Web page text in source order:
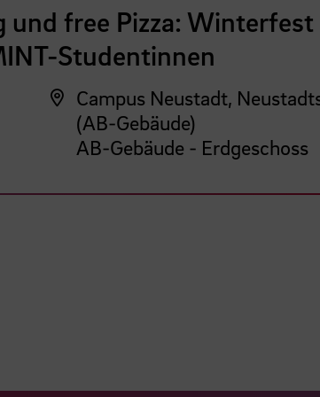
und free Pizza: Winterfest
Studentinnen
Campus Neustadt,
(AB-Gebäude)
AB-Gebäude - Erdgeschoss